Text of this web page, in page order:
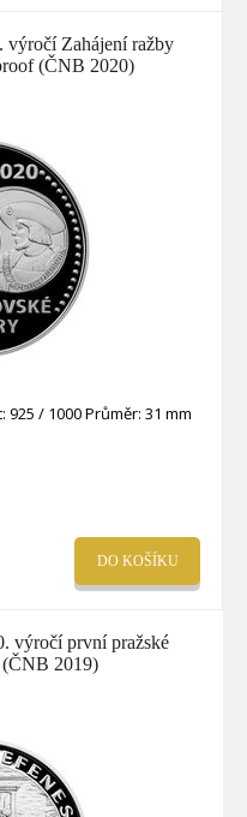
výročí Zahájení ražby
(ČNB 2020)
/ 1000 Průměr: 31 mm
DO KOŠÍKU
výročí první pražské
(ČNB 2019)